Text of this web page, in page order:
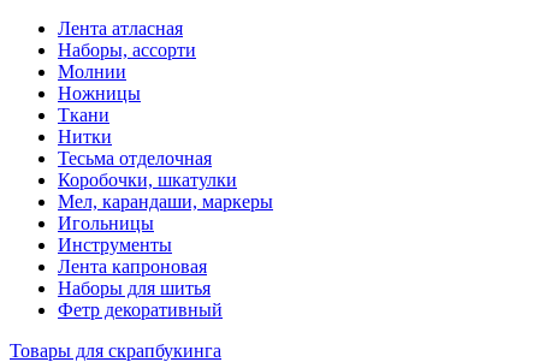
Лента атласная
Наборы, ассорти
Молнии
Ножницы
Ткани
Нитки
Тесьма отделочная
Коробочки, шкатулки
Мел, карандаши, маркеры
Игольницы
Инструменты
Лента капроновая
Наборы для шитья
Фетр декоративный
Товары для скрапбукинга